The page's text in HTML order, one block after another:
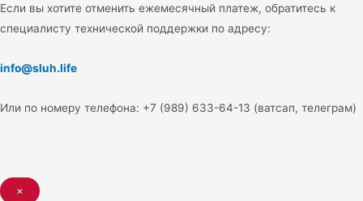
Если вы хотите отменить ежемесячный платеж, обратитесь к
специалисту технической поддержки по адресу:
info@sluh.life
Или по номеру телефона: +7 (989) 633-64-13 (ватсап, телеграм)
×